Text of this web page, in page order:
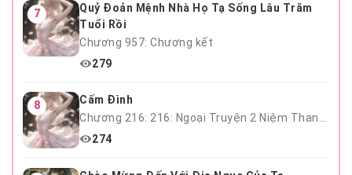
7
Quỷ Đoản Mệnh Nhà Họ Tạ Sống Lâu Trăm
Tuổi Rồi
Chương 957: Chương kết
279
8
Cấm Đình
274